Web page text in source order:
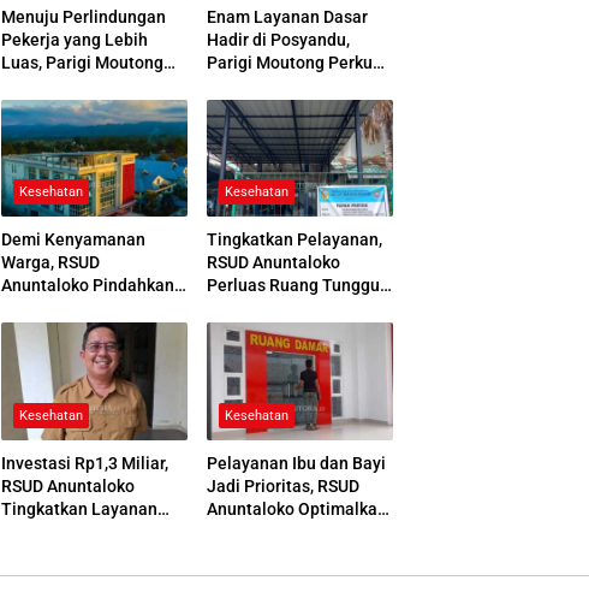
Menuju Perlindungan
Pekerja yang Lebih
Luas, Parigi Moutong
2026
Enam Layanan Dasar
Hadir di Posyandu,
Parigi Moutong Perkuat
Kesehatan
Demi Kenyamanan
Warga, RSUD
Anuntaloko Pindahkan
Jenazah
Kesehatan
Tingkatkan Pelayanan,
RSUD Anuntaloko
Perluas Ruang Tunggu
Parkir
Kesehatan
Investasi Rp1,3 Miliar,
RSUD Anuntaloko
Tingkatkan Layanan
Kesehatan
Pelayanan Ibu dan Bayi
Jadi Prioritas, RSUD
Anuntaloko Optimalkan